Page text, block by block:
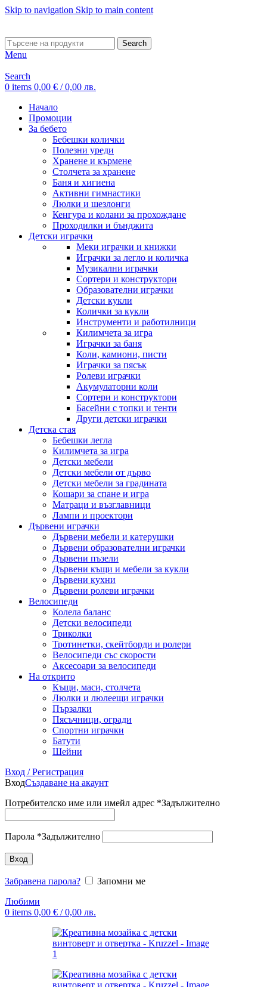
Skip to navigation Skip to main content
Search
Menu
Search
0 items 0,00 € / 0,00 лв.
Начало
Промоции
За бебето
Бебешки колички
Полезни уреди
Хранене и кърмене
Столчета за хранене
Баня и хигиена
Активни гимнастики
Люлки и шезлонги
Кенгура и колани за прохождане
Проходилки и бънджита
Детски играчки
Меки играчки и книжки
Играчки за легло и количка
Музикални играчки
Сортери и конструктори
Образователни играчки
Детски кукли
Колички за кукли
Инструменти и работилници
Килимчета за игра
Играчки за баня
Коли, камиони, писти
Играчки за пясък
Ролеви играчки
Акумулаторни коли
Сортери и конструктори
Басейни с топки и тенти
Други детски играчки
Детска стая
Бебешки легла
Килимчета за игра
Детски мебели
Детски мебели от дърво
Детски мебели за градината
Кошари за спане и игра
Матраци и възглавници
Лампи и проектори
Дървени играчки
Дървени мебели и катерушки
Дървени образователни играчки
Дървени пъзели
Дървени къщи и мебели за кукли
Дървени кухни
Дървени ролеви играчки
Велосипеди
Колела баланс
Детски велосипеди
Триколки
Тротинетки, скейтборди и ролери
Велосипеди със скорости
Аксесоари за велосипеди
На открито
Къщи, маси, столчета
Люлки и люлеещи играчки
Пързалки
Пясъчници, огради
Спортни играчки
Батути
Шейни
Вход / Регистрация
ВходСъздаване на акаунт
Потребителско име или имейл адрес *Задължително
Парола *Задължително
Вход
Забравена парола?
Запомни ме
Любими
0 items 0,00 € / 0,00 лв.